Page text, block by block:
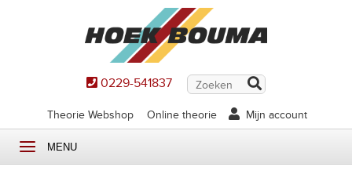
0229-541837
Theorie Webshop Online theorie Mijn account
MENU